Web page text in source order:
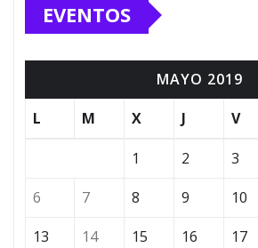
EVENTOS
MAYO 2019
L
M X J V
1 2 3
6
7 8 9 10
13
14 15 16 17